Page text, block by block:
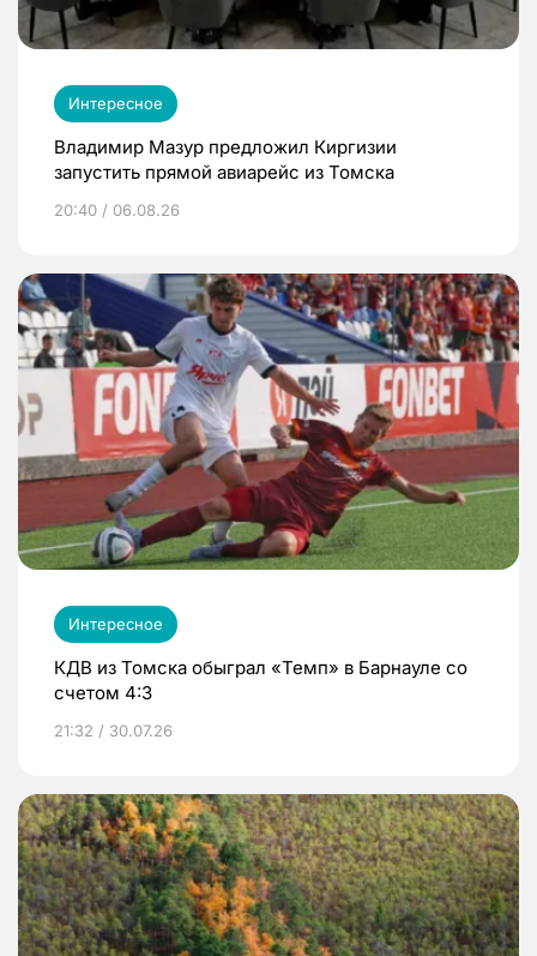
Интересное
Владимир Мазур предложил Киргизии
запустить прямой авиарейс из Томска
20:40 / 06.08.26
Интересное
КДВ из Томска обыграл «Темп» в Барнауле со
счетом 4:3
21:32 / 30.07.26